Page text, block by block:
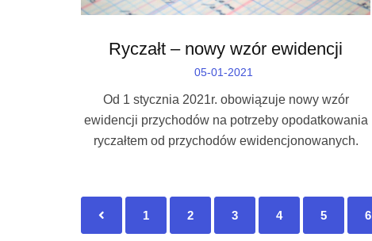
Ryczałt – nowy wzór ewidencji
05-01-2021
Od 1 stycznia 2021r. obowiązuje nowy wzór
ewidencji przychodów na potrzeby opodatkowania
ryczałtem od przychodów ewidencjonowanych.
1 2 3 4 5 6